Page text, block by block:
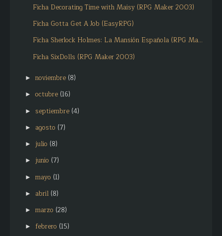
Ficha Decorating Time with Maisy (RPG Maker 2003)
Ficha Gotta Get A Job (EasyRPG)
Ficha Sherlock Holmes: La Mansión Española (RPG Ma...
Ficha SixDolls (RPG Maker 2003)
► noviembre (8)
► octubre (16)
► septiembre (4)
► agosto (7)
► julio (8)
► junio (7)
► mayo (1)
► abril (8)
► marzo (28)
► febrero (15)